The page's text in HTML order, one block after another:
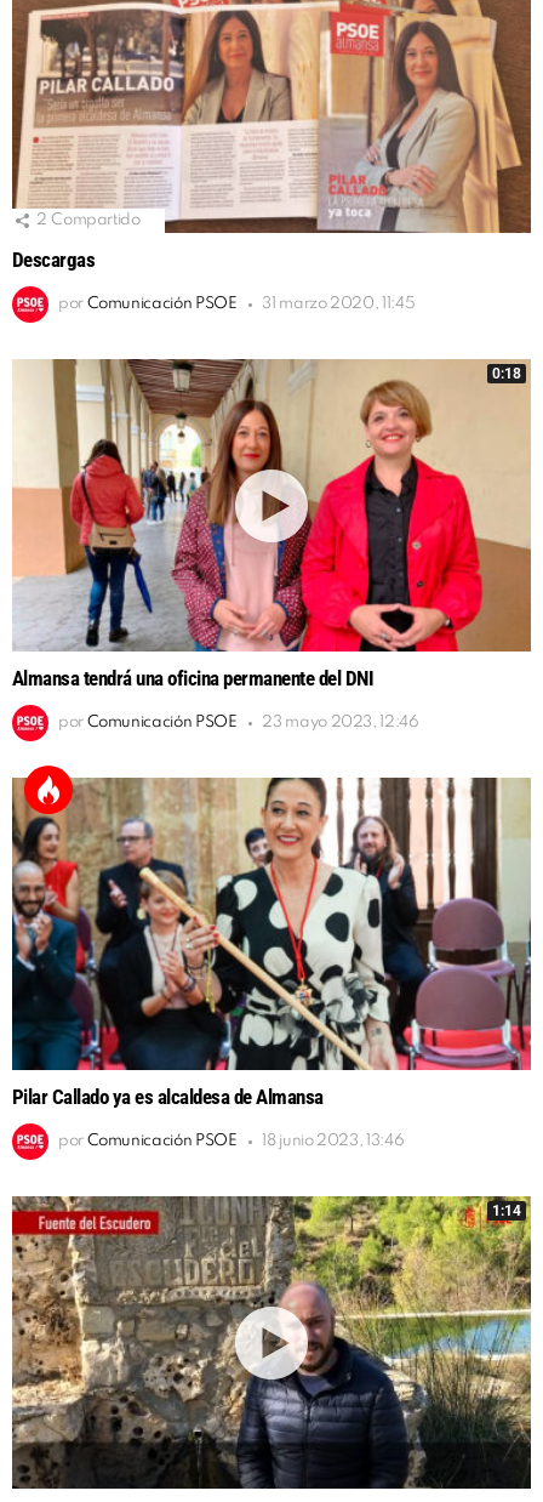
2 Compartido
Descargas
por Comunicación PSOE 31 marzo 2020, 11:45
0:18
Almansa tendrá una oficina permanente del DNI
por Comunicación PSOE 23 mayo 2023, 12:46
Pilar Callado ya es alcaldesa de Almansa
por Comunicación PSOE 18 junio 2023, 13:46
1:14